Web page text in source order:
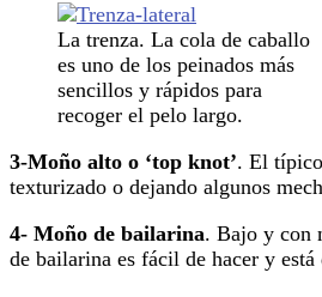
La trenza. La cola de caballo
es uno de los peinados más
sencillos y rápidos para
recoger el pelo largo.
3-Moño alto o ‘top knot’. El
texturizado o dejando algunos
4- Moño de bailarina. Bajo y con
de bailarina es fácil de hacer y